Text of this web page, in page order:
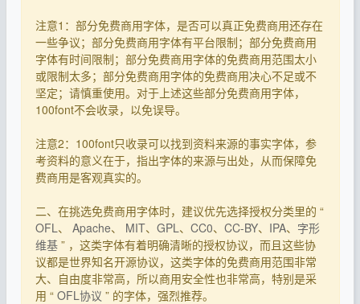
注意1：部分免费商用字体，是否可以真正免费商用还存在
一些争议；部分免费商用字体有平台限制；部分免费商用
字体有时间限制；部分免费商用字体的免费商用范围太小
或限制太多；部分免费商用字体的免费商用决心不足或不
坚定；请慎重使用。对于上述这些部分免费商用字体，
100font不会收录，以免误导。
注意2：100font只收录可以找到资料来源的事实字体，参
考资料的意义在于，指出字体的来源与出处，从而保障免
费商用是客观真实的。
二、在挑选免费商用字体时，建议优先选择授权分类里的 “
OFL 、 Apache、 MIT、 GPL 、 CC0、 CC-BY、 IPA、 字形
维基 ” ，这类字体有着明确清晰的授权协议，而且这些协
议都是世界知名开源协议，这类字体的免费商用范围非常
大、自由度非常高，所以商用安全性也非常高，特别是采
用 “ OFL协议 ” 的字体，强烈推荐。